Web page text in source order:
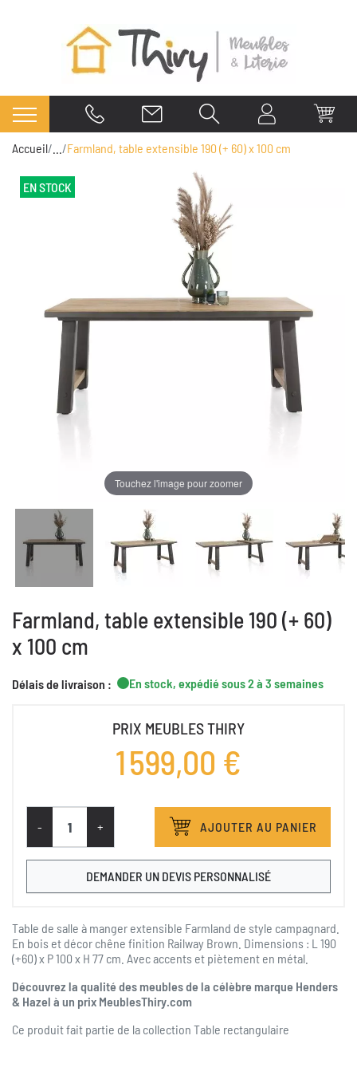
Accueil Farmland, table extensible 190 (+ 60) x 100 cm
EN STOCK
Touchez l'image pour zoomer
Farmland, table extensible 190 (+ 60)
x 100 cm
Délais de livraison : En stock, expédié sous 2 à 3 semaines
PRIX MEUBLES THIRY
1 599,00 €
- + AJOUTER AU PANIER
DEMANDER UN DEVIS PERSONNALISÉ
Table de salle à manger extensible Farmland de style campagnard.
En bois et décor chêne finition Railway Brown. Dimensions : L 190
(+60) x P 100 x H 77 cm. Avec accents et piètement en métal.
Découvrez la qualité des meubles de la célèbre marque Henders
& Hazel à un prix MeublesThiry.com
Ce produit fait partie de la collection Table rectangulaire